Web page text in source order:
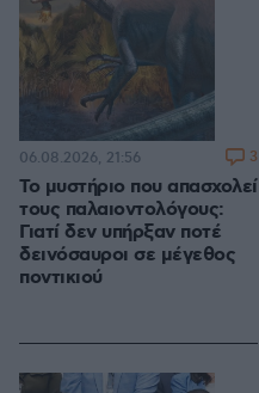
Το μυστήριο που απασχολεί
τους παλαιοντολόγους:
Γιατί δεν υπήρξαν ποτέ
δεινόσαυροι σε μέγεθος
ποντικιού
06.08.2026, 21:56 3